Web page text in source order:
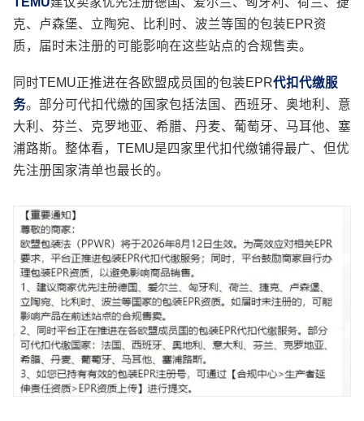
克、卢森堡、立陶宛、比利时、波兰等国的包装EPR资
质，届时未注册的可能影响在这些站点的合规售卖。
同时TEMU正推进在各欧盟成员国的包装EPR代扣代缴服
务。部分可代扣代缴的国家包括法国、西班牙、奥地利、意
大利、芬兰、克罗地亚、希腊、丹麦、葡萄牙、马耳他、塞
浦路斯。整体看，TEMU是四家里代扣代缴铺得最广、但优
先注册国家清单也最长的。